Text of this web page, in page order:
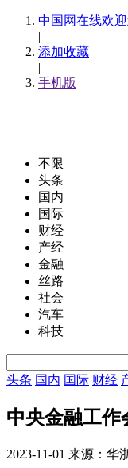
中国网在线欢
|
添加收藏
|
手机版
不限
头条
国内
国际
财经
产经
金融
丝路
社会
汽车
科技
头条 国内 国际 财经
中央金融工作
2023-11-01 来源：华